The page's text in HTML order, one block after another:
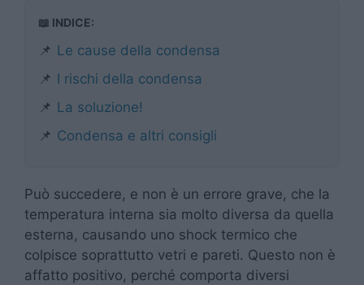
📖 INDICE:
📌 Le cause della condensa
📌 I rischi della condensa
📌 La soluzione!
📌 Condensa e altri consigli
Può succedere, e non è un errore grave, che la
temperatura interna sia molto diversa da quella
esterna, causando uno shock termico che
colpisce soprattutto vetri e pareti. Questo non è
affatto positivo, perché comporta diversi